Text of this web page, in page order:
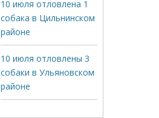
10 июля отловлена 1
собака в Цильнинском
районе
10 июля отловлены 3
собаки в Ульяновском
районе